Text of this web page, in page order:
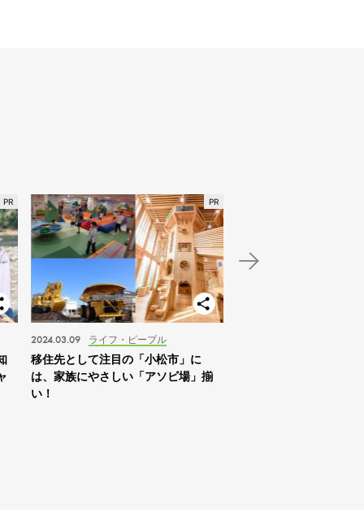
ライフ・ピープル
2024.03.09
移住先として注目の「小松市」に
は、家族にやさしい「アソビ場」揃
い！